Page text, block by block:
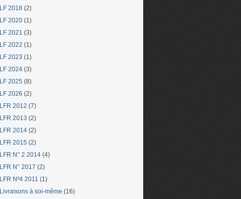
LF 2018 (2)
LF 2020 (1)
LF 2021 (3)
LF 2022 (1)
LF 2023 (1)
LF 2024 (3)
LF 2025 (8)
LF 2026 (2)
LFR 2012 (7)
LFR 2013 (2)
LFR 2014 (2)
LFR 2015 (2)
LFR N° 2 2014 (4)
LFR N° 2017 (2)
LFR Nº4 2011 (1)
Livraisons à soi-même (16)